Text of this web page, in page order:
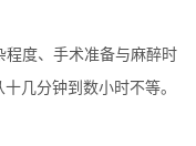
程度、手术准备与麻醉时
几分钟到数小时不等。